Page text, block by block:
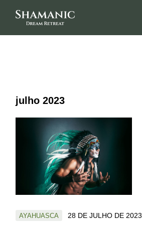
julho 2023
AYAHUASCA 28 DE JULHO DE 2023